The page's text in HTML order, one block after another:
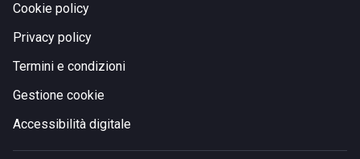
Cookie policy
Privacy policy
Termini e condizioni
Gestione cookie
Accessibilità digitale